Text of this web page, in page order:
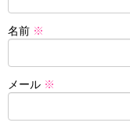
名前 ※
メール ※